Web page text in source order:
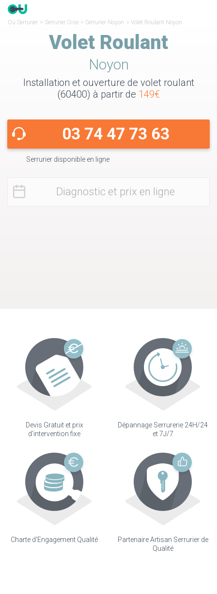
Ou Serrurier > Serrurier Oise > Serrurier Noyon > Volet Roulant Noyon
Volet Roulant
Noyon
Installation et ouverture de volet roulant
(60400) à partir de 149€
03 74 47 73 63
Serrurier disponible en ligne
Diagnostic et prix en ligne
Devis Gratuit et prix
d'intervention fixe
Dépannage Serrurerie 24H/24
et 7J/7
Charte d'Engagement Qualité
Partenaire Artisan Serrurier de
Qualité